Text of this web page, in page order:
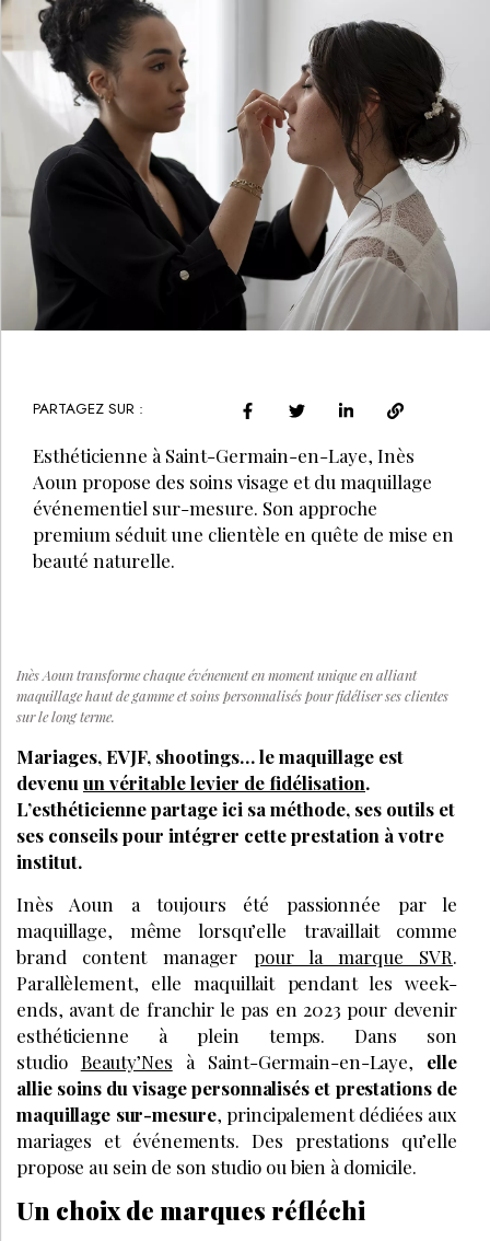
PARTAGEZ SUR :
Esthéticienne à Saint-Germain-en-Laye, Inès
Aoun propose des soins visage et du maquillage
événementiel sur-mesure. Son approche
premium séduit une clientèle en quête de mise en
beauté naturelle.
Inès Aoun transforme chaque événement en moment unique en alliant
maquillage haut de gamme et soins personnalisés pour fidéliser ses clientes
sur le long terme.
Mariages, EVJF, shootings… le maquillage est
devenu un véritable levier de fidélisation.
L’esthéticienne partage ici sa méthode, ses outils et
ses conseils pour intégrer cette prestation à votre
institut.
Inès Aoun a toujours été passionnée par le
maquillage, même lorsqu’elle travaillait comme
brand content manager pour la marque SVR.
Parallèlement, elle maquillait pendant les week-
ends, avant de franchir le pas en 2023 pour devenir
esthéticienne à plein temps. Dans son
studio Beauty’Nes à Saint-Germain-en-Laye, elle
allie soins du visage personnalisés et prestations de
maquillage sur-mesure, principalement dédiées aux
mariages et événements. Des prestations qu’elle
propose au sein de son studio ou bien à domicile.
Un choix de marques réfléchi